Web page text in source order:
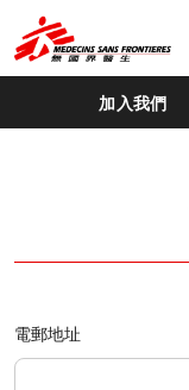
加入我們
電郵地址